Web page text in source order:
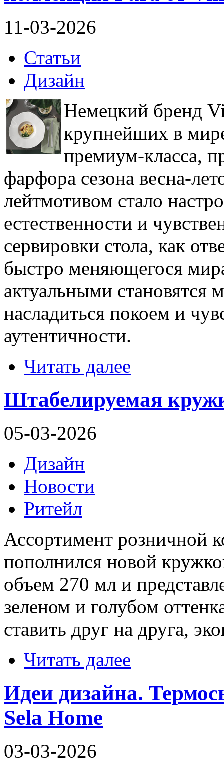
11-03-2026
Статьи
Дизайн
Немецкий бренд
крупнейших в
премиум-класса,
фарфора сезона весна-
лейтмотивом стало
естественности и
сервировки стола, как
быстро меняющегося
актуальными становятся
насладиться покоем и
аутентичности.
Читать далее
Штабелируемая
05-03-2026
Дизайн
Новости
Ритейл
Ассортимент розничной
пополнился новой
объем 270 мл и
зеленом и голубом
ставить друг на друга,
Читать далее
Идеи дизайна.
Sela Home
03-03-2026